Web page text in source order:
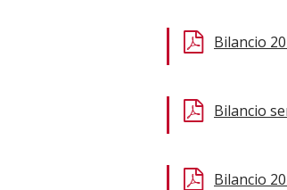
Bilancio
Bilancio
Bilancio